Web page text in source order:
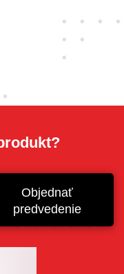
Objednať
predvedenie